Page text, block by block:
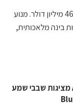
הכנסות החברה צמחו ברבעון השני ב־24% ל־460 מיליון דולר. מנוע
בינה מלאכותית,
סיוה ו־Actions Technology מציגות שבבי שמע